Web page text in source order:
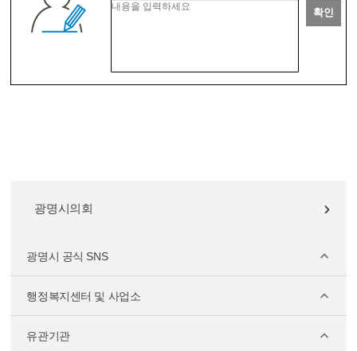
확인
광명시의회
광명시 공식 SNS
행정복지센터 및 사업소
유관기관